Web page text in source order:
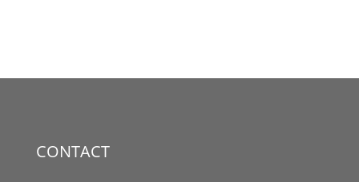
CONTACT